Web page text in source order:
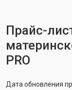
Прайс-
PRO
Дата обновления